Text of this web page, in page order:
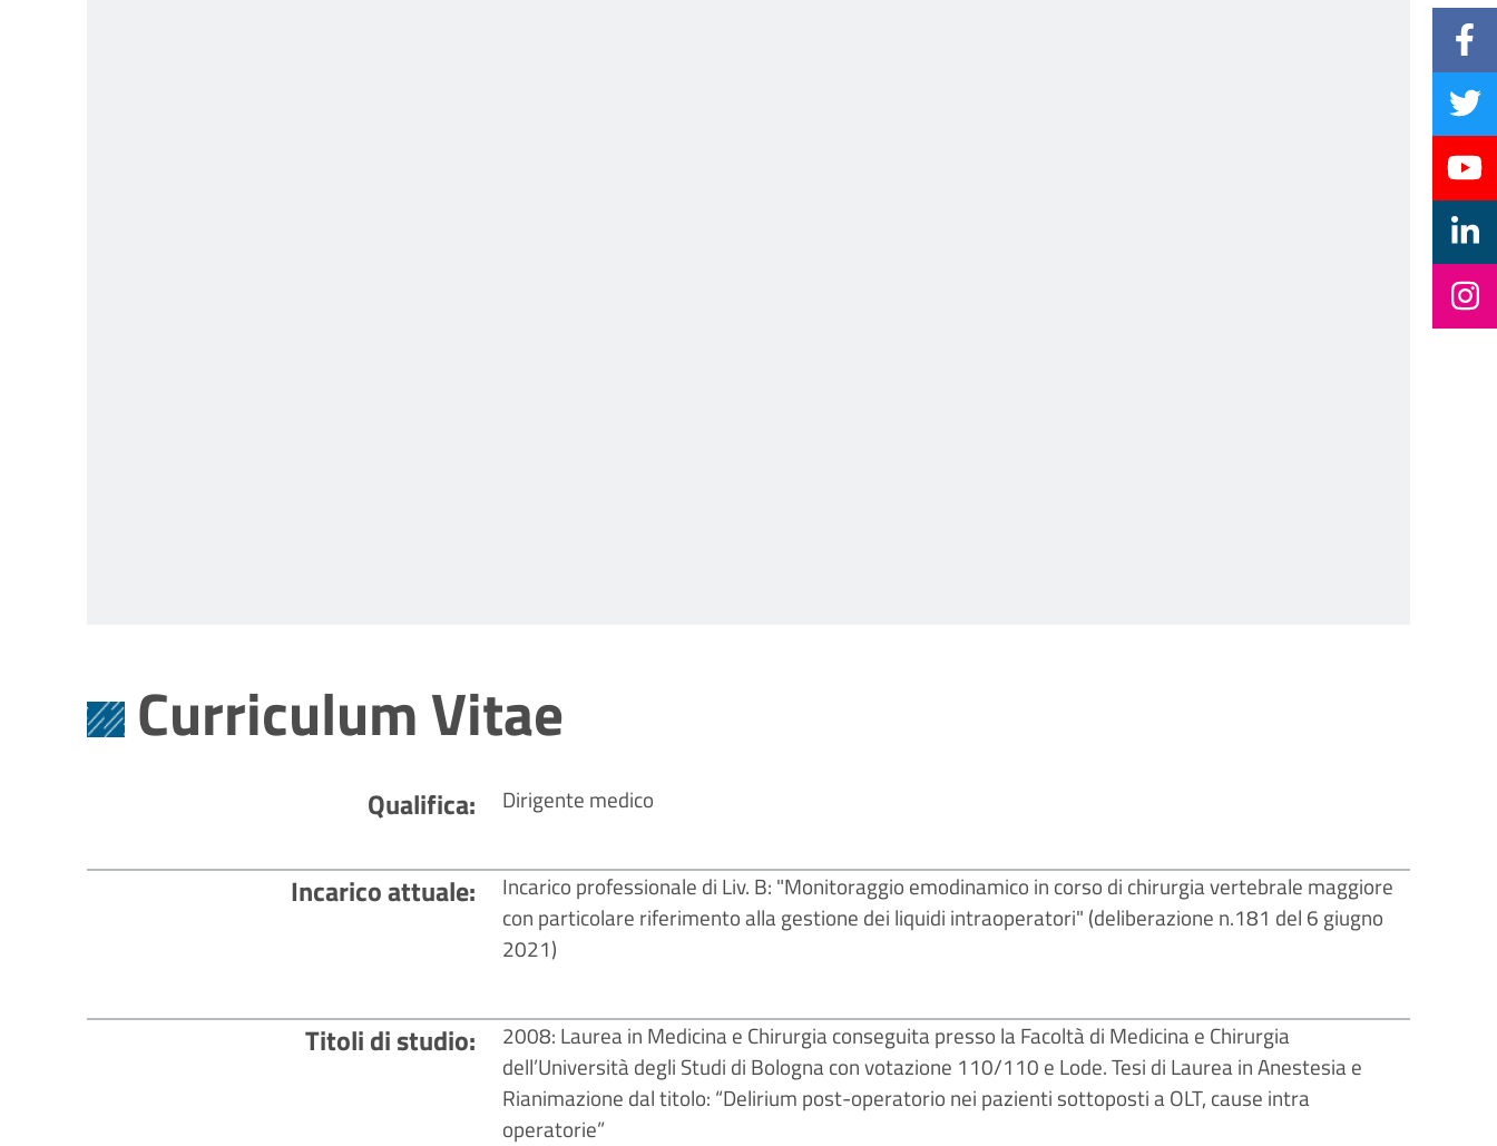
Curriculum Vitae
Qualifica Dirigente medico
Incarico attuale
Incarico professionale di Liv. B: "Monitoraggio emodinamico in corso di chirurgia vertebrale maggiore
con particolare riferimento alla gestione dei liquidi intraoperatori" (deliberazione n.181 del 6 giugno
2021)
Titoli di studio
2008: Laurea in Medicina e Chirurgia conseguita presso la Facoltà di Medicina e Chirurgia
dell’Università degli Studi di Bologna con votazione 110/110 e Lode. Tesi di Laurea in Anestesia e
Rianimazione dal titolo: “Delirium post-operatorio nei pazienti sottoposti a OLT, cause intra
operatorie”